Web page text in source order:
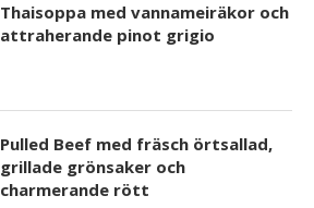
Thaisoppa med vannameiräkor och
attraherande pinot grigio
Pulled Beef med fräsch örtsallad,
grillade grönsaker och
charmerande rött